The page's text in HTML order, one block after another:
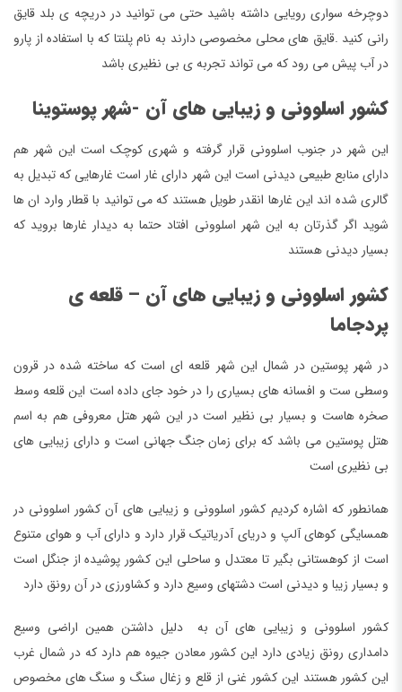
دوچرخه سواری رویایی داشته باشید حتی می توانید در دریچه ی بلد قایق
رانی کنید .قایق های محلی مخصوصی دارند به نام پلنتا که با استفاده از پارو
در آب پیش می رود که می تواند تجربه ی بی نظیری باشد
کشور اسلوونی و زیبایی های آن -شهر پوستوینا
این شهر در جنوب اسلوونی قرار گرفته و شهری کوچک است این شهر هم
دارای منابع طبیعی دیدنی است این شهر دارای غار است غارهایی که تبدیل به
گالری شده اند این غارها انقدر طویل هستند که می توانید با قطار وارد ان ها
شوید اگر گذرتان به این شهر اسلوونی افتاد حتما به دیدار غارها بروید که
بسیار دیدنی هستند
کشور اسلوونی و زیبایی های آن – قلعه ی
پردجاما
در شهر پوستین در شمال این شهر قلعه ای است که ساخته شده در قرون
وسطی ست و افسانه های بسیاری را در خود جای داده است این قلعه وسط
صخره هاست و بسیار بی نظیر است در این شهر هتل معروفی هم به اسم
هتل پوستین می باشد که برای زمان جنگ جهانی است و دارای زیبایی های
بی نظیری است
همانطور که اشاره کردیم کشور اسلوونی و زیبایی های آن کشور اسلوونی در
همسایگی کوهای آلپ و دریای آدریاتیک قرار دارد و دارای آب و هوای متنوع
است از کوهستانی بگیر تا معتدل و ساحلی این کشور پوشیده از جنگل است
و بسیار زیبا و دیدنی است دشتهای وسیع دارد و کشاورزی در آن رونق دارد
کشور اسلوونی و زیبایی های آن به دلیل داشتن همین اراضی وسیع
دامداری رونق زیادی دارد این کشور معادن جیوه هم دارد که در شمال غرب
این کشور هستند این کشور غنی از قلع و زغال سنگ و سنگ های مخصوص